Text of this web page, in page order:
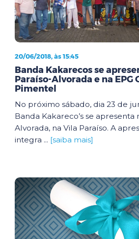
20/06/2018, às 15:45
Banda Kakarecos se
Paraíso-Alvorada e na EPG
Pimentel
No próximo sábado, dia 23 de
Banda Kakareco’s se apresenta
Alvorada, na Vila Paraíso. A
integra ... [saiba mais]